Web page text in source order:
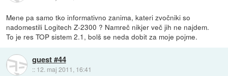
Mene pa samo tko informativno zanima, kateri zvočniki so
nadomestili Logitech Z-2300 ? Namreč nikjer več jih ne najdem.
To je res TOP sistem 2.1, bolš se neda dobit za moje pojme.
guest #44
:: 12. maj 2011, 16:41